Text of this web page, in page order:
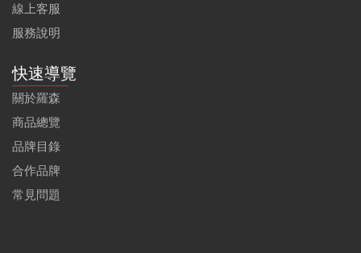
線上客服
服務說明
快速導覽
關於羅森
商品總覽
品牌目錄
合作品牌
常見問題